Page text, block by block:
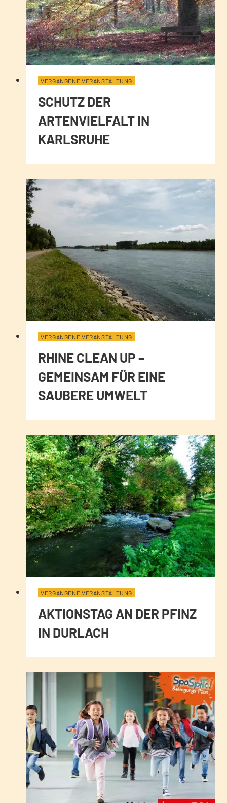
VERGANGENE VERANSTALTUNG
SCHUTZ DER
ARTENVIELFALT IN
KARLSRUHE
VERGANGENE VERANSTALTUNG
RHINE CLEAN UP –
GEMEINSAM FÜR EINE
SAUBERE UMWELT
VERGANGENE VERANSTALTUNG
AKTIONSTAG AN DER PFINZ
IN DURLACH